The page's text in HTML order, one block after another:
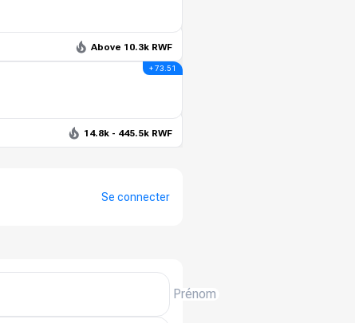
Above 10.3k RWF
+ 73.51
14.8k - 445.5k RWF
Se connecter
Prénom